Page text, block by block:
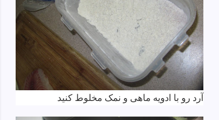
آرد رو با ادویه ماهی و نمک مخلوط کنید